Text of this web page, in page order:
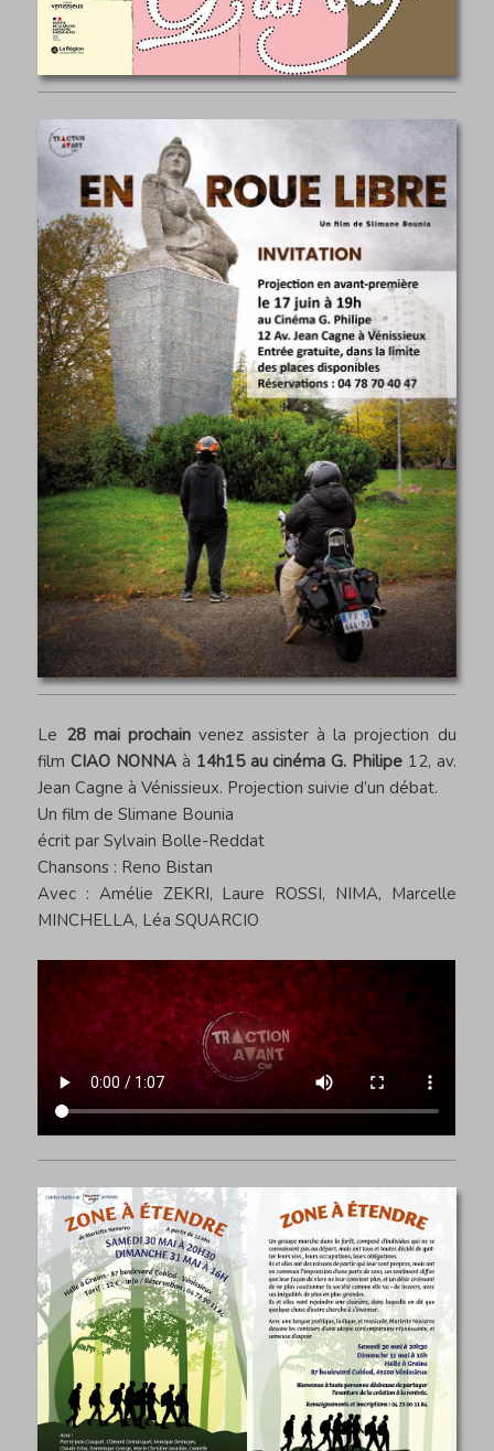
Le 28 mai prochainvenez assister à la projection du
filmCIAO NONNA à 14h15 au cinéma G. Philipe12, av.
Jean Cagne à Vénissieux. Projection suivie d’un débat.
Un film de Slimane Bounia
écrit par Sylvain Bolle-Reddat
Chansons : Reno Bistan
Avec : Amélie ZEKRI, Laure ROSSI, NIMA, Marcelle
MINCHELLA, Léa SQUARCIO